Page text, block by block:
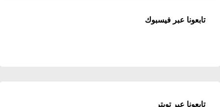
تابعونا عبر فيسبوك
تابعونا عبر تويتر